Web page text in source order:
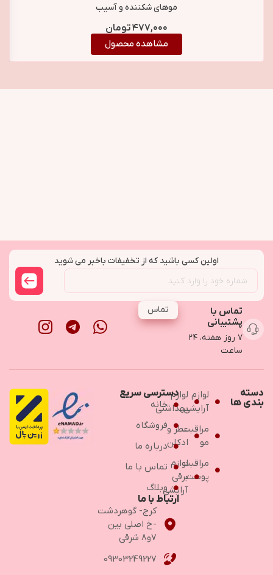
موهای شکننده و آسیب
دیده پنتن
۴۷۷,۰۰۰تومان
مشاهده محصول
اولین کسی باشید که از تخفیفات باخبر می شوید
تماس با
پشتیبانی
۷ روز هفته، ۲۴
ساعت
تماس
دسته
بندی ها
لوازم
آرایشی
مراقبت
مو
مراقبت
پوست
لوازم
بهداشتی
عطر و
ادکلن
لوازم
برقی
آرایشی
دسترسی سریع
خانه
فروشگاه
درباره ما
تماس با ما
وبلاگ
ارتباط با ما
کرج- گوهردشت
-خ اصلی بین
۷و۸ شرقی
09303249227